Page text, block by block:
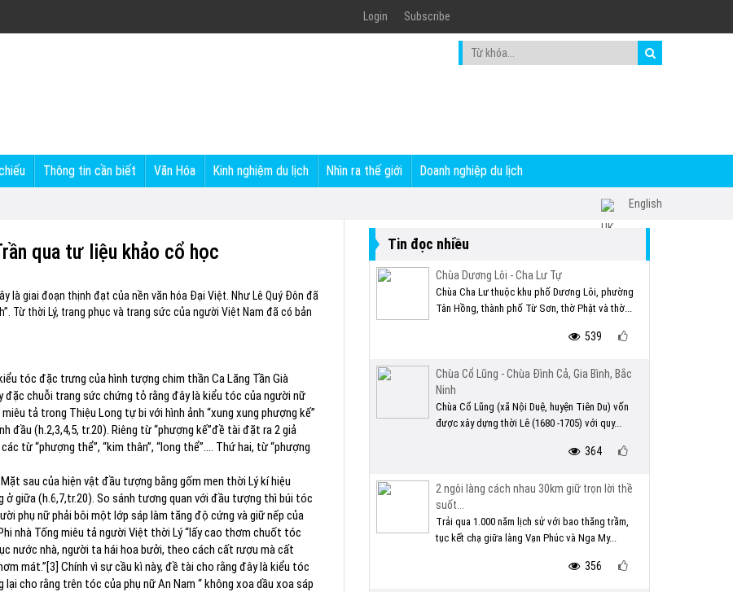
Login Subscribe
Thông tin cần biết Văn Hóa Kinh nghiệm du lịch Nhìn ra thế giới Doanh nghiệp du lịch
English
qua tư liệu khảo cổ học
là giai đoạn thịnh đạt của nền văn hóa Đại Việt. Như Lê Quý Đôn đã
Từ thời Lý, trang phục và trang sức của người Việt Nam đã có bản
tóc đặc trưng của hình tượng chim thần Ca Lăng Tần Già
đặc chuỗi trang sức chứng tỏ rằng đây là kiểu tóc của người nữ
tả trong Thiệu Long tự bi với hình ảnh “xung xung phượng kế”
(h.2,3,4,5, tr.20). Riêng từ “phượng kế”đề tài đặt ra 2 giả
từ “phượng thể”, “kim thân”, “long thể”…. Thứ hai, từ “phượng
sau của hiện vật đầu tượng bằng gốm men thời Lý kí hiệu
giữa (h.6,7,tr.20). So sánh tương quan với đầu tượng thì búi tóc
phụ nữ phải bôi một lớp sáp làm tăng độ cứng và giữ nếp của
nhà Tống miêu tả người Việt thời Lý “lấy cao thơm chuốt tóc
nước nhà, người ta hái hoa bưởi, theo cách cất rượu mà cất
mát.”[3] Chính vì sự cầu kì này, đề tài cho rằng đây là kiểu tóc
cho rằng trên tóc của phụ nữ An Nam “ không xoa dầu xoa sáp
Tin đọc nhiều
Chùa Dương Lôi - Cha Lư Tự
Chùa Cha Lư thuộc khu phố Dương Lôi, phường
Tân Hồng, thành phố Từ Sơn, thờ Phật và thờ...
539
Chùa Cổ Lũng - Chùa Đình Cả, Gia Bình, Bắc
Ninh
Chùa Cổ Lũng (xã Nội Duệ, huyện Tiên Du) vốn
được xây dựng thời Lê (1680 -1705) với quy...
364
2 ngôi làng cách nhau 30km giữ trọn lời thề
suốt...
Trải qua 1.000 năm lịch sử với bao thăng trầm,
tục kết chạ giữa làng Vạn Phúc và Nga My...
356